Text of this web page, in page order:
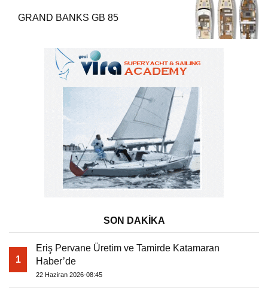
GRAND BANKS GB 85
SON DAKİKA
1
Eriş Pervane Üretim ve Tamirde Katamaran
Haber’de
22 Haziran 2026-08:45